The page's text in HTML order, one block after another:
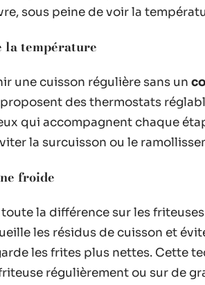
sous peine de voir la
la température
une cuisson régulière sans un
des thermostats
qui accompagnent chaque
la surcuisson ou le
froide
la différence sur les friteuses
les résidus de cuisson et
les frites plus nettes. Cette
régulièrement ou sur de